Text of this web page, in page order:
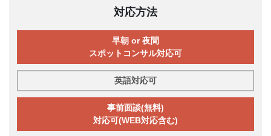
対応方法
早朝 or 夜間
スポットコンサル対応可
英語対応可
事前面談(無料)
対応可(WEB対応含む)